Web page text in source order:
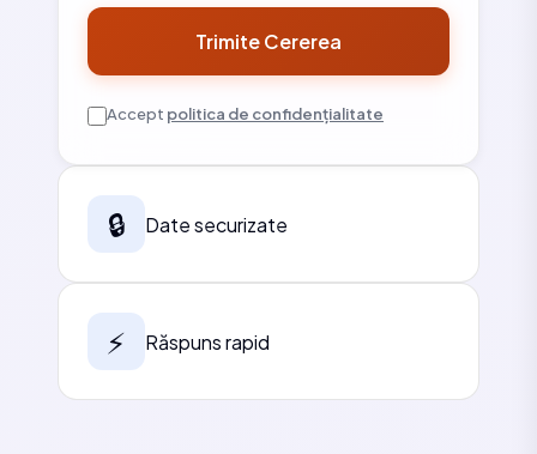
Trimite Cererea
Accept politica de confidențialitate
🔒 Date securizate
⚡ Răspuns rapid